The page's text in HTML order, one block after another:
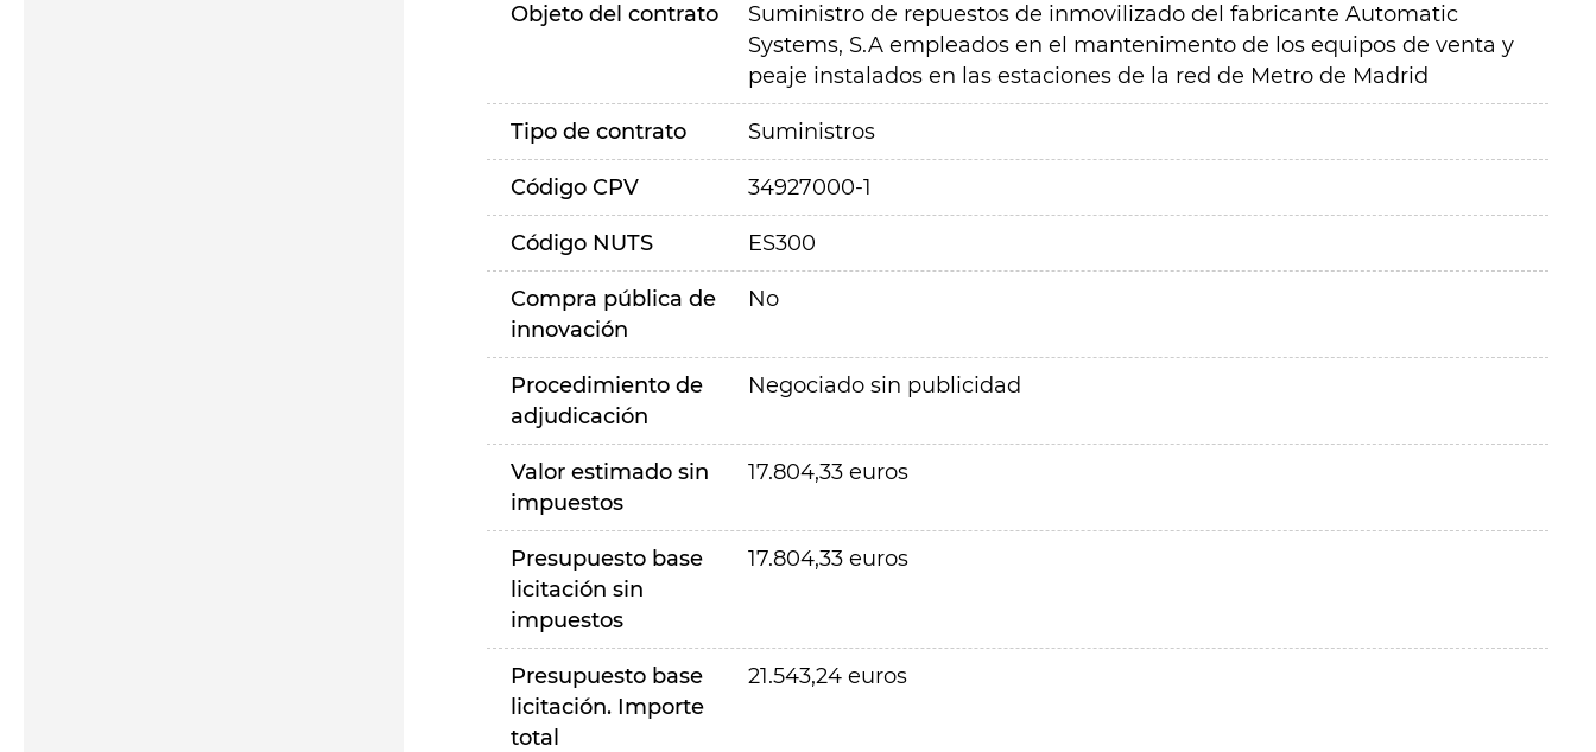
Objeto del contrato
Suministro de repuestos de inmovilizado del fabricante Automatic
Systems, S.A empleados en el mantenimento de los equipos de venta y
peaje instalados en las estaciones de la red de Metro de Madrid
Tipo de contrato Suministros
Código CPV 34927000-1
Código NUTS ES300
Compra pública de
innovación
No
Procedimiento de
adjudicación
Negociado sin publicidad
Valor estimado sin
impuestos
17.804,33 euros
Presupuesto base
licitación sin
impuestos
17.804,33 euros
Presupuesto base
licitación. Importe
total
21.543,24 euros